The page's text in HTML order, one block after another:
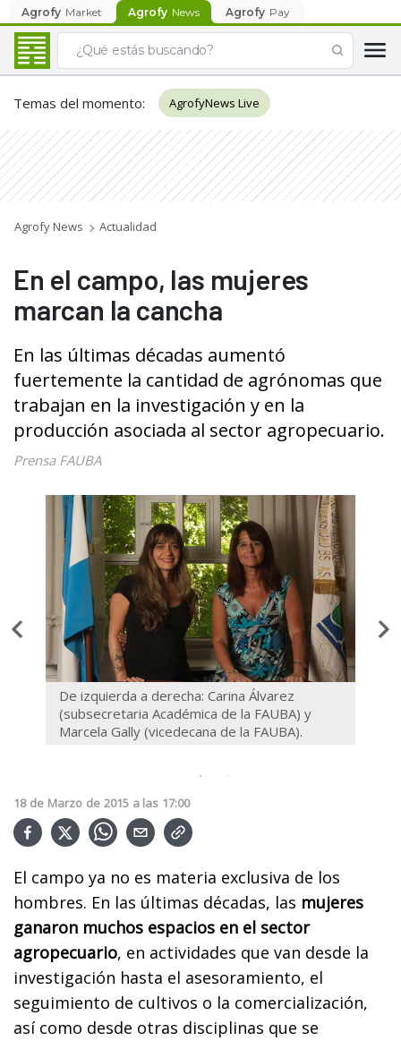
Agrofy Market Agrofy News Agrofy Pay
Temas del momento: AgrofyNews Live
Agrofy News Actualidad
En el campo, las mujeres
marcan la cancha
En las últimas décadas aumentó
fuertemente la cantidad de agrónomas que
trabajan en la investigación y en la
producción asociada al sector agropecuario.
Prensa FAUBA
De izquierda a derecha: Carina Álvarez
(subsecretaria Académica de la FAUBA) y
Marcela Gally (vicedecana de la FAUBA).
18 de Marzo de 2015 a las 17:00
El campo ya no es materia exclusiva de los
hombres. En las últimas décadas, las mujeres
ganaron muchos espacios en el sector
agropecuario, en actividades que van desde la
investigación hasta el asesoramiento, el
seguimiento de cultivos o la comercialización,
así como desde otras disciplinas que se